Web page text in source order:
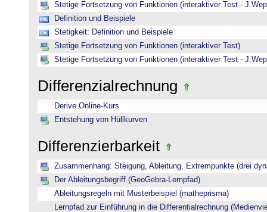
Stetige Fortsetzung von Funktionen (interaktiver Test -
Definition und Beispiele
Stetigkeit: Definition und Beispiele
Stetige Fortsetzung von Funktionen (interaktiver Test)
Stetige Fortsetzung von Funktionen (interaktiver Test -
Differenzialrechnung
Derive Online-Kurs
Entstehung von Hüllkurven
Differenzierbarkeit
Zusammenhang: Steigung, Ableitung, Extrempunkte (drei
Der Ableitungsbegriff (GeoGebra-Lernpfad)
Ableitungsregeln mit Musterbeispiel (matheprisma)
Lernpfad zur Einführung in die Differentialrechnung